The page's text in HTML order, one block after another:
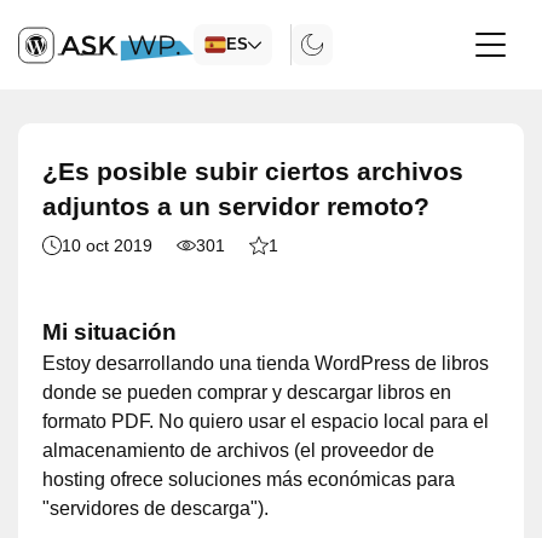
ES
¿Es posible subir ciertos archivos
adjuntos a un servidor remoto?
10 oct 2019 301 1
Mi situación
Estoy desarrollando una tienda WordPress de libros
donde se pueden comprar y descargar libros en
formato PDF. No quiero usar el espacio local para el
almacenamiento de archivos (el proveedor de
hosting ofrece soluciones más económicas para
"servidores de descarga").